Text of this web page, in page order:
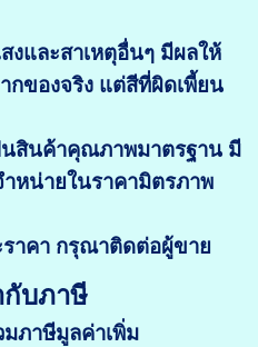
งและสาเหตุอื่นๆ มีผลให้
กของจริง แต่สีที่ผิดเพี้ยน
นสินค้าคุณภาพมาตรฐาน มี
หน่ายในราคามิตรภาพ
าคา กรุณาติดต่อผู้ขาย
กับภาษี
ภาษีมูลค่าเพิ่ม